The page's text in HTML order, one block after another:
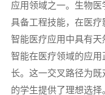
应用领域之一。生物
具备工程技能，在医
智能医疗应用中具有
智能在医疗领域的应
长。这一交叉路径为
的学生提供了理想选